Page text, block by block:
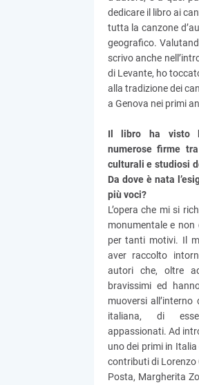
dedicare il libro ai
tutta la canzone
geografico.
scrivo anche
di Levante, ho
alla tradizione dei
a Genova nei primi
Il libro ha visto
numerose firme
culturali e studiosi
Da dove è nata
più voci?
L’opera che mi si
monumentale e
per tanti motivi. Il
aver raccolto
autori che, oltre
bravissimi ed
muoversi all’interno
italiana, di
appassionati. Ad
uno dei primi in
contributi di Lorenzo
Posta, Margherita